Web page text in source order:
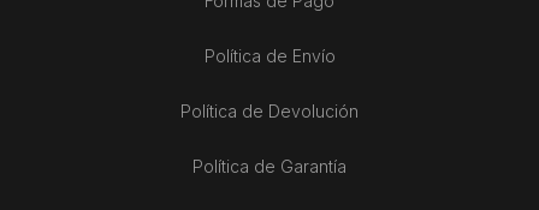
Política de Envío
Política de Devolución
Política de Garantía